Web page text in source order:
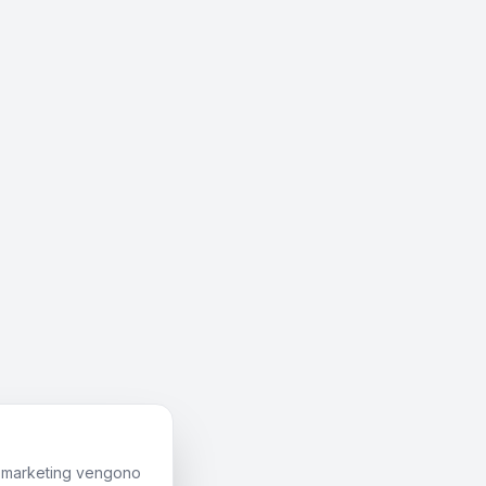
vengono